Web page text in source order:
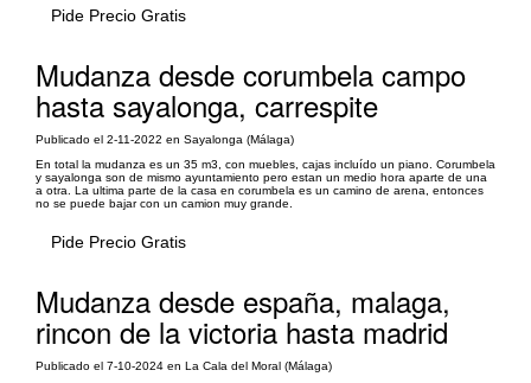
Pide Precio Gratis
Mudanza desde corumbela campo
hasta sayalonga, carrespite
Publicado el 2-11-2022 en Sayalonga (Málaga)
En total la mudanza es un 35 m3, con muebles, cajas incluído un piano. Corumbela
y sayalonga son de mismo ayuntamiento pero estan un medio hora aparte de una
a otra. La ultima parte de la casa en corumbela es un camino de arena, entonces
no se puede bajar con un camion muy grande.
Pide Precio Gratis
Mudanza desde españa, malaga,
rincon de la victoria hasta madrid
Publicado el 7-10-2024 en La Cala del Moral (Málaga)